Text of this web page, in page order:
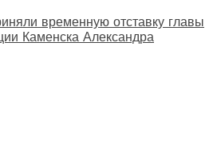
временную отставку главы
Каменска Александра